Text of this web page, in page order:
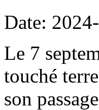
Date:
Le 7
touché
son